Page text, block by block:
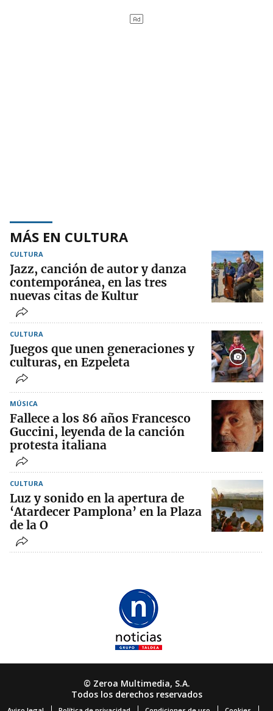
MÁS EN CULTURA
CULTURA
Jazz, canción de autor y danza
contemporánea, en las tres
nuevas citas de Kultur
CULTURA
Juegos que unen generaciones y
culturas, en Ezpeleta
MÚSICA
Fallece a los 86 años Francesco
Guccini, leyenda de la canción
protesta italiana
CULTURA
Luz y sonido en la apertura de
‘Atardecer Pamplona’ en la Plaza
de la O
© Zeroa Multimedia, S.A.
Todos los derechos reservados